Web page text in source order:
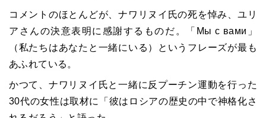
コメントのほとんどが、ナワリヌイ氏の死を悼み、ユリ
アさんの決意表明に感謝するものだ。「Мы с вами」
（私たちはあなたと一緒にいる）というフレーズが最も
あふれている。
かつて、ナワリヌイ氏と一緒に反プーチン運動を行った
30代の女性は取材に「彼はロシアの歴史の中で神格化さ